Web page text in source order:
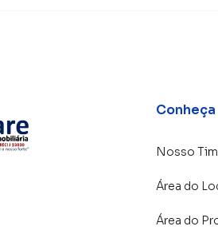
Conheça
Nosso
Área do
Área do